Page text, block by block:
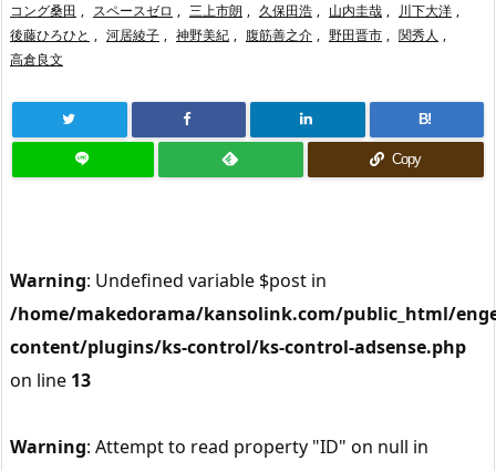
コング桑田 , スペースゼロ , 三上市朗 , 久保田浩 , 山内圭哉 , 川下大洋 ,
後藤ひろひと , 河居綾子 , 神野美紀 , 腹筋善之介 , 野田晋市 , 関秀人 ,
高倉良文
B!
Copy
Warning: Undefined variable $post in
/home/makedorama/kansolink.com/public_html/
content/plugins/ks-control/ks-control-adsense.php
on line 13
Warning: Attempt to read property "ID" on null in